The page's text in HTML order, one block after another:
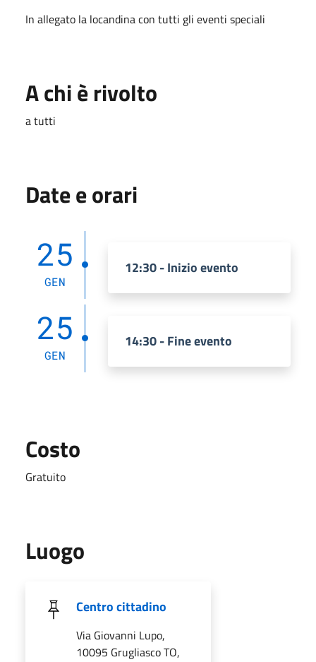
In allegato la locandina con tutti gli eventi speciali
A chi è rivolto
a tutti
Date e orari
25
GEN
12:30 - Inizio evento
25
GEN
14:30 - Fine evento
Costo
Gratuito
Luogo
Centro cittadino
Via Giovanni Lupo,
10095 Grugliasco TO,